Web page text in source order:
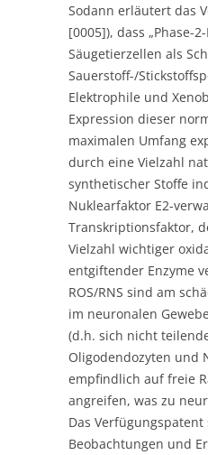
Sodann erläutert das
[0005]), dass „Phase-
Säugetierzellen als
Sauerstoff-/
Elektrophile und
Expression dieser
maximalen Umfang
durch eine Vielzahl
synthetischer Stoffe
Nuklearfaktor E2-
Transkriptionsfaktor,
Vielzahl wichtiger
entgiftender Enzyme
ROS/RNS sind am
im neuronalen
(d.h. sich nicht
Oligodendozyten und
empfindlich auf freie
angreifen, was zu
Das
Beobachtungen und